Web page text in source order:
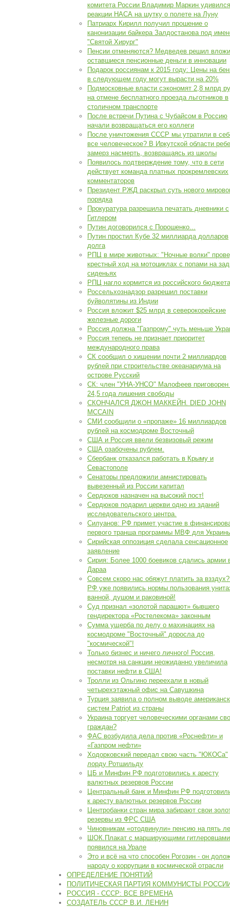
комитета России Владимир Маркин удивился
реакции НАСА на шутку о полете на Луну
Патриарх Кирилл получил прошение о
канонизации байкера Залдостанова под
"Святой Хирург"
Пенсии отменяются? Медведев решил
оставшиеся пенсионные деньги в инновации
Подарок россиянам к 2015 году: Цены на
в следующем году могут вырасти на 20%
Подмосковные власти сэкономят 2,8 млрд
на отмене бесплатного проезда льготников в
столичном транспорте
После встречи Путина с Чубайсом в Россию
начали возвращаться его коллеги
После уничтожения СССР мы утратили в
все человеческое? В Иркутской области
замерз насмерть, возвращаясь из школы
Появилось подтверждение тому, что в сети
действует команда платных прокремлевских
комментаторов
Президент РЖД раскрыл суть нового
порядка
Прокуратура разрешила печатать дневники с
Гитлером
Путин договорился с Порошенко...
Путин простил Кубе 32 миллиарда долларов
долга
РПЦ в мире животных: "Ночные волки"
крестный ход на мотоциклах с попами на
сиденьях
РПЦ нагло кормится из российского
Россельхознадзор разрешил поставки
буйволятины из Индии
Россия вложит $25 млрд в северокорейские
железные дороги
Россия должна "Газпрому" чуть меньше
Россия теперь не признает приоритет
международного права
СК сообщил о хищении почти 2 миллиардов
рублей при строительстве океанариума на
острове Русский
СК: член "УНА-УНСО" Малофеев приговорен
24,5 года лишения свободы
СКОНЧАЛСЯ ДЖОН МАККЕЙН. DIED JOHN
MCCAIN
СМИ сообщили о «пропаже» 16 миллиардов
рублей на космодроме Восточный
США и Россия ввели безвизовый режим
США озабочены рублем.
Сбербанк отказался работать в Крыму и
Севастополе
Сенаторы предложили амнистировать
вывезенный из России капитал
Сердюков назначен на высокий пост!
Сердюков подарил церкви одно из зданий
исследовательского центра.
Силуанов: РФ примет участие в
первого транша программы МВФ для
Сирийская оппозиция сделала сенсационное
заявление
Сирия: Более 1000 боевиков сдались армии
Дараа
Совсем скоро нас обяжут платить за
РФ уже появились нормы пользования
ванной, душом и раковиной!
Суд признал «золотой парашют» бывшего
гендиректора «Ростелекома» законным
Сумма ущерба по делу о махинациях на
космодроме "Восточный" доросла до
"космической"!
Только бизнес и ничего личного! Россия,
несмотря на санкции неожиданно увеличила
поставки нефти в США!
Тролли из Ольгино переехали в новый
четырехэтажный офис на Савушкина
Турция заявила о полном выводе
систем Patriot из страны
Украина торгует человеческими органами
граждан?
ФАС возбудила дела против «Роснефти» и
«Газпром нефти»
Ходорковский передал свою часть "ЮКОСа"
лорду Ротшильду
ЦБ и Минфин РФ подготовились к аресту
валютных резервов России
Центральный банк и Минфин РФ
к аресту валютных резервов России
Центробанки стран мира забирают свои
резервы из ФРС США
Чиновникам «отодвинули» пенсию на пять
ШОК.Плакат с марширующими гитлеровцами
появился на Урале
Это и всё на что способен Рогозин - он
народу о коррупции в космической отрасли
ОПРЕДЕЛЕНИЕ ПОНЯТИЙ
ПОЛИТИЧЕСКАЯ ПАРТИЯ КОММУНИСТЫ
РОССИЯ - СССР: ВСЕ ВРЕМЕНА
СОЗДАТЕЛЬ СССР В.И. ЛЕНИН